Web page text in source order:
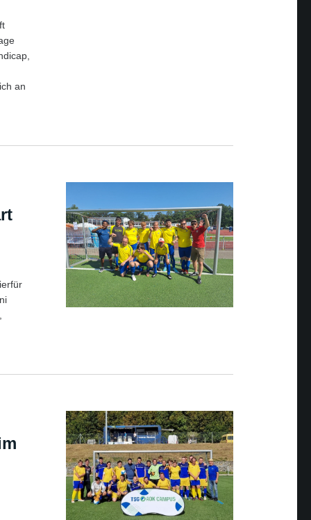
an